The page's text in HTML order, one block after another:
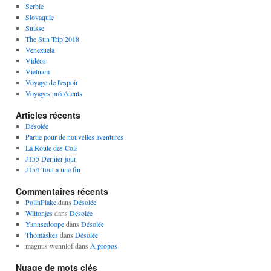
Serbie
Slovaquie
Suisse
The Sun Trip 2018
Venezuela
Vidéos
Vietnam
Voyage de l'espoir
Voyages précédents
Articles récents
Désolée
Partie pour de nouvelles aventures
La Route des Cols
J155 Dernier jour
J154 Tout a une fin
Commentaires récents
PolinPlakedans Désolée
Wiltonjesdans Désolée
Yannsedoopedans Désolée
Thomaskesdans Désolée
magnus wennlofdans À propos
Nuage de mots clés